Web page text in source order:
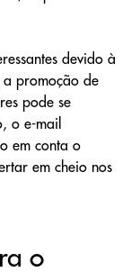
devido à
a promoção de
pode se
o e-mail
em conta o
em cheio nos
o